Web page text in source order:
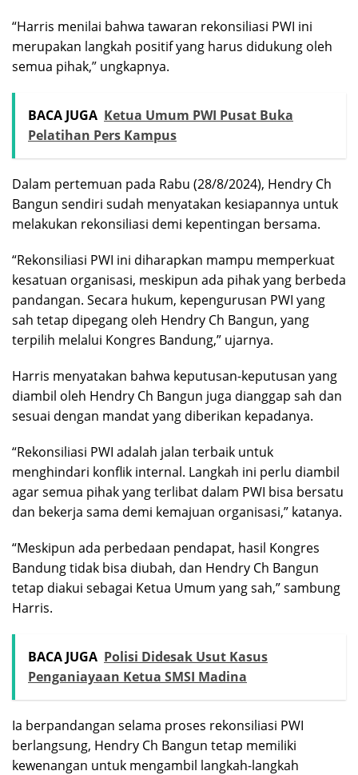
“Harris menilai bahwa tawaran rekonsiliasi PWI ini
merupakan langkah positif yang harus didukung oleh
semua pihak,” ungkapnya.
BACA JUGA Ketua Umum PWI Pusat Buka
Pelatihan Pers Kampus
Dalam pertemuan pada Rabu (28/8/2024), Hendry Ch
Bangun sendiri sudah menyatakan kesiapannya untuk
melakukan rekonsiliasi demi kepentingan bersama.
“Rekonsiliasi PWI ini diharapkan mampu memperkuat
kesatuan organisasi, meskipun ada pihak yang berbeda
pandangan. Secara hukum, kepengurusan PWI yang
sah tetap dipegang oleh Hendry Ch Bangun, yang
terpilih melalui Kongres Bandung,” ujarnya.
Harris menyatakan bahwa keputusan-keputusan yang
diambil oleh Hendry Ch Bangun juga dianggap sah dan
sesuai dengan mandat yang diberikan kepadanya.
“Rekonsiliasi PWI adalah jalan terbaik untuk
menghindari konflik internal. Langkah ini perlu diambil
agar semua pihak yang terlibat dalam PWI bisa bersatu
dan bekerja sama demi kemajuan organisasi,” katanya.
“Meskipun ada perbedaan pendapat, hasil Kongres
Bandung tidak bisa diubah, dan Hendry Ch Bangun
tetap diakui sebagai Ketua Umum yang sah,” sambung
Harris.
BACA JUGA Polisi Didesak Usut Kasus
Penganiayaan Ketua SMSI Madina
Ia berpandangan selama proses rekonsiliasi PWI
berlangsung, Hendry Ch Bangun tetap memiliki
kewenangan untuk mengambil langkah-langkah